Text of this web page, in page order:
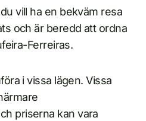
vill ha en bekväm resa
och är beredd att ordna
Ferreiras.
i vissa lägen. Vissa
priserna kan vara